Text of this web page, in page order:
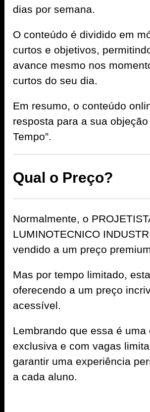
dias por semana.
O conteúdo é dividido em
curtos e objetivos,
avance mesmo nos
curtos do seu dia.
Em resumo, o conteúdo
resposta para a sua objeção
Tempo”.
Qual o Preço?
Normalmente, o
LUMINOTECNICO
vendido a um preço
Mas por tempo limitado,
oferecendo a um preço
acessível.
Lembrando que essa é uma
exclusiva e com vagas
garantir uma experiência
a cada aluno.